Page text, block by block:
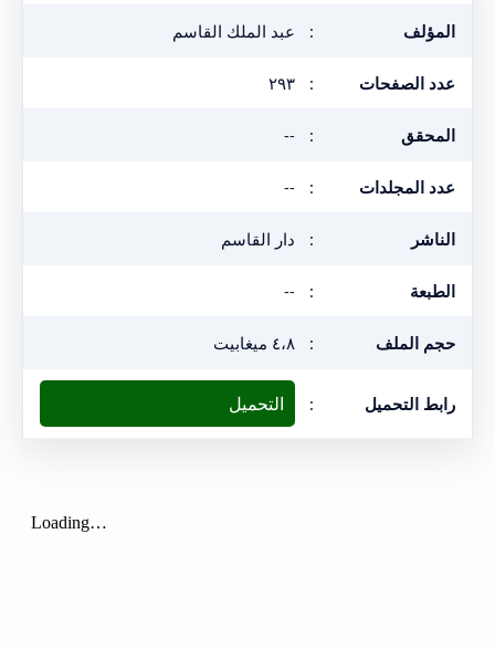
المؤلف : عبد الملك القاسم
عدد الصفحات : ٢٩٣
المحقق :
--
عدد المجلدات :
--
الناشر : دار القاسم
الطبعة :
--
حجم الملف : ٤،٨ ميغابيت
رابط التحميل : التحميل